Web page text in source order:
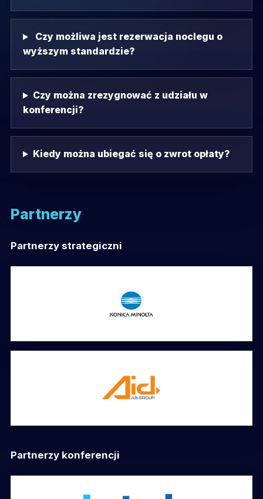
Czy możliwa jest rezerwacja noclegu o
wyższym standardzie?
Czy można zrezygnować z udziału w
konferencji?
Kiedy można ubiegać się o zwrot opłaty?
Partnerzy
Partnerzy strategiczni
Partnerzy konferencji